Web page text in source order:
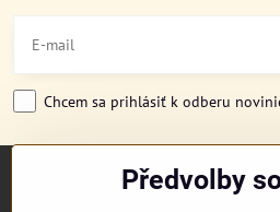
Chcem sa prihlásiť k odberu
Předvolby